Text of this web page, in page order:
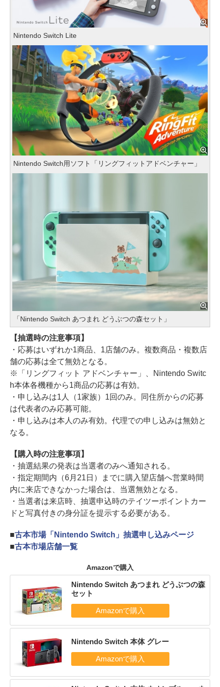
Nintendo Switch Lite
Nintendo Switch用ソフト「リングフィットアドベンチャー」
「Nintendo Switch あつまれ どうぶつの森セット」
【抽選時の注意事項】
・応募はいずれか1商品、1店舗のみ。複数商品・複数店
舗の応募は全て無効となる。
※「リングフィット アドベンチャー」、Nintendo Switc
h本体各機種から1商品の応募は有効。
・申し込みは1人（1家族）1回のみ。同住所からの応募
は代表者のみ応募可能。
・申し込みは本人のみ有効。代理での申し込みは無効と
なる。
【購入時の注意事項】
・抽選結果の発表は当選者のみへ通知される。
・指定期間内（6月21日）までに購入望店舗へ営業時間
内に来店できなかった場合は、当選無効となる。
・当選者は来店時、抽選申込時のテイツーポイントカー
ドと写真付きの身分証を提示する必要がある。
■古本市場「Nintendo Switch」抽選申し込みページ
■古本市場店舗一覧
Amazonで購入
Nintendo Switch あつまれ どうぶつの森
セット
Nintendo Switch 本体 グレー